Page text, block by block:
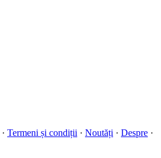
· Termeni și condiții · Noutăți · Despre ·